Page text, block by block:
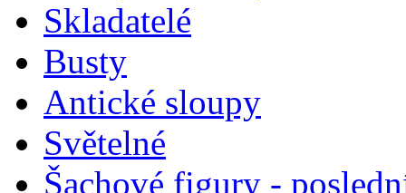
Skladatelé
Busty
Antické sloupy
Světelné
Šachové figury -